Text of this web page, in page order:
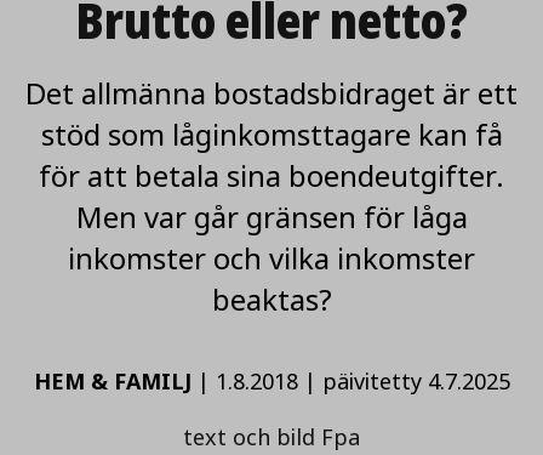
Brutto eller netto?
Det allmänna bostadsbidraget är ett
stöd som låginkomsttagare kan få
för att betala sina boendeutgifter.
Men var går gränsen för låga
inkomster och vilka inkomster
beaktas?
HEM & FAMILJ | 1.8.2018| päivitetty 4.7.2025
text och bild Fpa